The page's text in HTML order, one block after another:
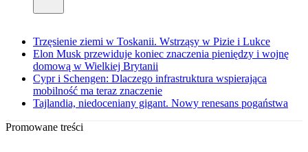
Trzęsienie ziemi w Toskanii. Wstrząsy w Pizie i Lukce
Elon Musk przewiduje koniec znaczenia pieniędzy i wojnę
domową w Wielkiej Brytanii
Cypr i Schengen: Dlaczego infrastruktura wspierająca
mobilność ma teraz znaczenie
Tajlandia, niedoceniany gigant. Nowy renesans pogaństwa
Promowane treści